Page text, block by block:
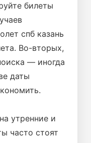
билеты
спб казань
Во-вторых,
— иногда
даты
утренние и
часто стоят